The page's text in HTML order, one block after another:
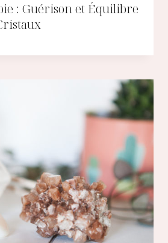
: Guérison et Équilibre